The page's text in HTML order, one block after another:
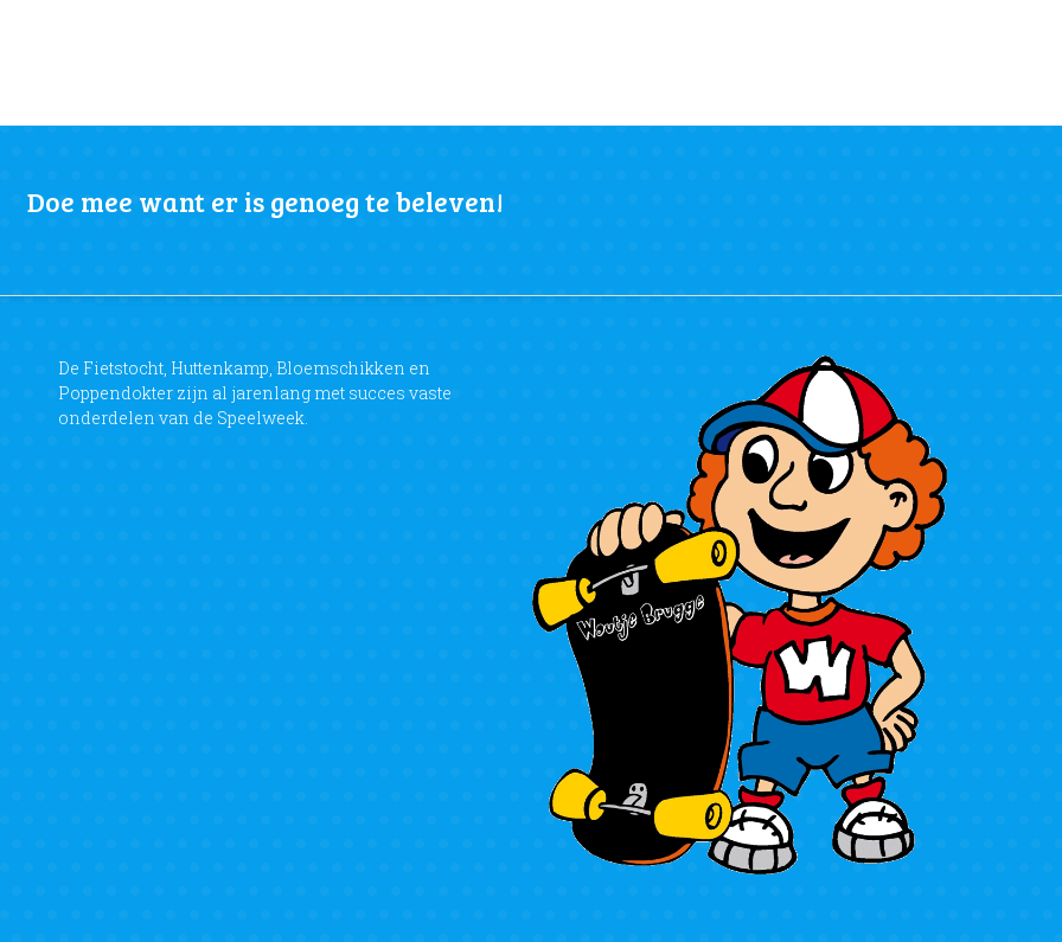
Doe mee want er is genoeg te beleven!
De Fietstocht, Huttenkamp, Bloemschikken en
Poppendokter zijn al jarenlang met succes vaste
onderdelen van de Speelweek.